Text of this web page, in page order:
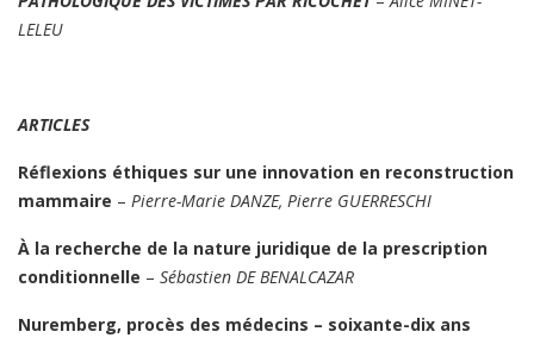
LELEU
ARTICLES
Réflexions éthiques sur une innovation en reconstruction
mammaire – Pierre-Marie DANZE, Pierre GUERRESCHI
À la recherche de la nature juridique de la prescription
conditionnelle – Sébastien DE BENALCAZAR
Nuremberg, procès des médecins – soixante-dix ans